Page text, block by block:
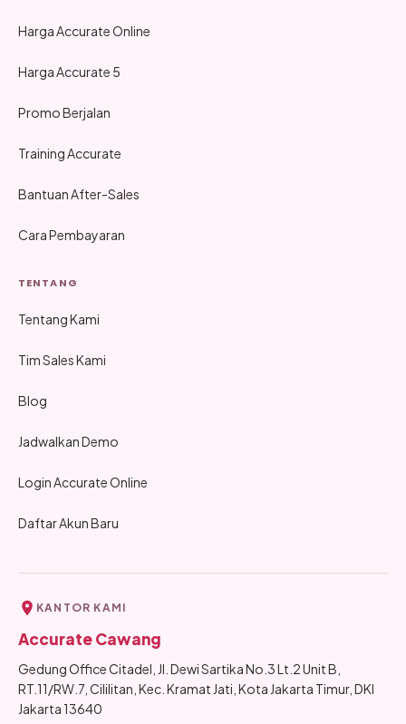
Harga Accurate Online
Harga Accurate 5
Promo Berjalan
Training Accurate
Bantuan After-Sales
Cara Pembayaran
TENTANG
Tentang Kami
Tim Sales Kami
Blog
Jadwalkan Demo
Login Accurate Online
Daftar Akun Baru
KANTOR KAMI
Accurate Cawang
Gedung Office Citadel, Jl. Dewi Sartika No.3 Lt.2 Unit B,
RT.11/RW.7, Cililitan, Kec. Kramat Jati, Kota Jakarta Timur, DKI
Jakarta 13640